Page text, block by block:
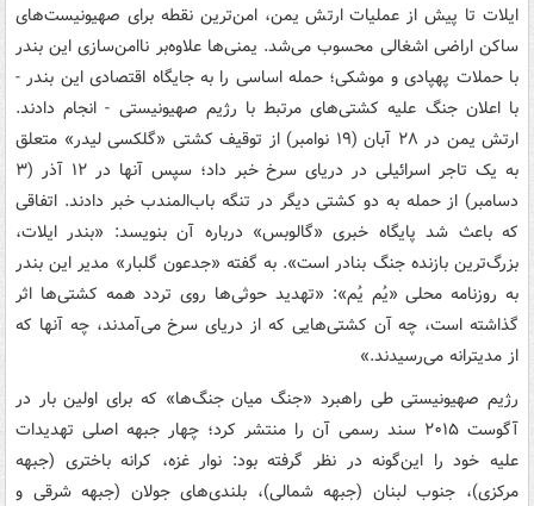
ایلات تا پیش از عملیات ارتش یمن، امن‌ترین نقطه برای صهیونیست‌های
ساکن اراضی اشغالی محسوب می‌شد. یمنی‌ها علاوه‌بر ناامن‌سازی این بندر
با حملات پهپادی و موشکی؛ حمله اساسی را به جایگاه اقتصادی این بندر -
با اعلان جنگ علیه کشتی‌های مرتبط با رژیم صهیونیستی - انجام دادند.
ارتش یمن در ۲۸ آبان (۱۹ نوامبر) از توقیف کشتی «گلکسی لیدر» متعلق
به یک تاجر اسرائیلی در دریای سرخ خبر داد؛ سپس آنها در ۱۲ آذر (۳
دسامبر) از حمله به دو کشتی دیگر در تنگه باب‌المندب خبر دادند. اتفاقی
که باعث شد پایگاه خبری «گالوبس» درباره آن بنویسد: «بندر ایلات،
بزرگ‌ترین بازنده جنگ بنادر است». به گفته «جدعون گلبار» مدیر این بندر
به روزنامه محلی «یُم یُم»: «تهدید حوثی‌ها روی تردد همه کشتی‌ها اثر
گذاشته است، چه آن کشتی‌هایی که از دریای سرخ می‌آمدند، چه آنها که
از مدیترانه می‌رسیدند.»
رژیم صهیونیستی طی راهبرد «جنگ میان جنگ‌ها» که برای اولین بار در
آگوست ۲۰۱۵ سند رسمی آن را منتشر کرد؛ چهار جبهه اصلی تهدیدات
علیه خود را این‌گونه در نظر گرفته بود: نوار غزه، کرانه باختری (جبهه
مرکزی)، جنوب لبنان (جبهه شمالی)، بلندی‌های جولان (جبهه شرقی و